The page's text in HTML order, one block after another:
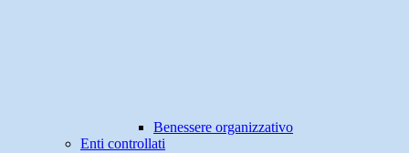
Benessere organizzativo
Enti controllati